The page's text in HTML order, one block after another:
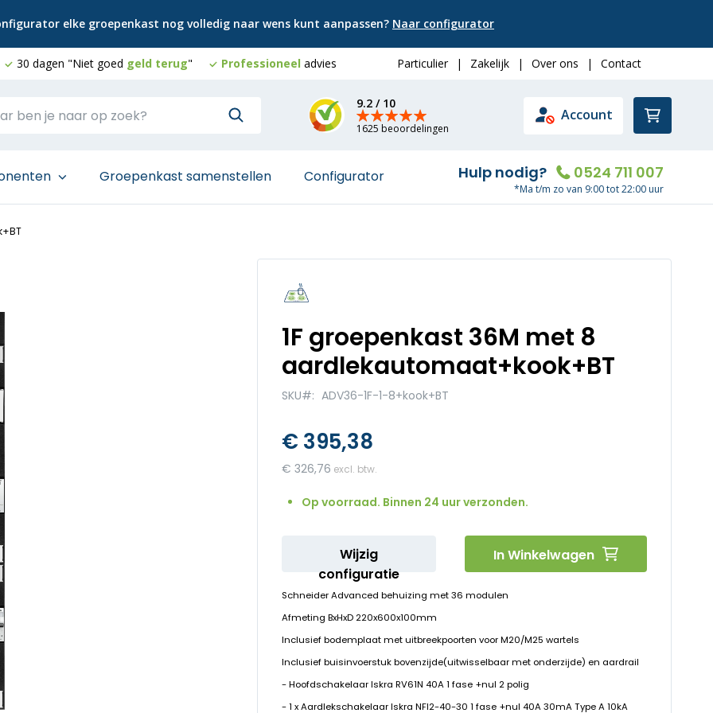
elke groepenkast nog volledig naar wens kunt aanpassen? Naar configurator
30 dagen "Niet goed geld terug" Professioneel advies Particulier | Zakelijk | Over ons | Contact
Account
9.2 / 10
1625 beoordelingen
Groepenkast samenstellen Configurator Hulp nodig? 0524 711 007
*Ma t/m zo van 9:00 tot 22:00 uur
1F groepenkast 36M met 8
aardlekautomaat+kook+BT
SKU ADV36-1F-1-8+kook+BT
€ 395,38
€ 326,76
Op voorraad. Binnen 24 uur verzonden.
Wijzig
configuratie
In Winkelwagen
Schneider Advanced behuizing met 36 modulen
Afmeting BxHxD 220x600x100mm
Inclusief bodemplaat met uitbreekpoorten voor M20/M25 wartels
Inclusief buisinvoerstuk bovenzijde(uitwisselbaar met onderzijde) en aardrail
- Hoofdschakelaar Iskra RV61N 40A 1 fase +nul 2 polig
- 1 x Aardlekschakelaar Iskra NFI2-40-30 1 fase +nul 40A 30mA Type A 10kA